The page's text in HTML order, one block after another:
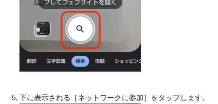
下に表示される［ネットワークに参加］をタップします。